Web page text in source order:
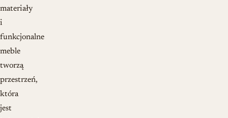
materiały
i
funkcjonalne
meble
tworzą
przestrzeń,
która
jest